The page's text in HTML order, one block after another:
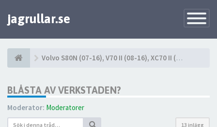
Toggle
jagrullar.se
Volvo S80N (07-16), V70 II (08-16), XC70 II (08-16)
BLÅSTA AV VERKSTADEN?
Moderator: Moderatorer
13 inlägg